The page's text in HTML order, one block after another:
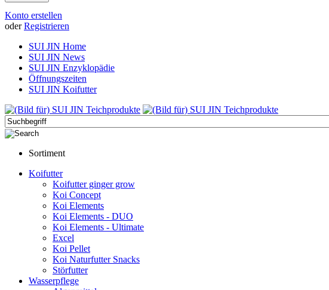
Konto erstellen
oder Registrieren
SUI JIN Home
SUI JIN News
SUI JIN Enzyklopädie
Öffnungszeiten
SUI JIN Koifutter
Sortiment
Koifutter
Koifutter ginger grow
Koi Concept
Koi Elements
Koi Elements - DUO
Koi Elements - Ultimate
Excel
Koi Pellet
Koi Naturfutter Snacks
Störfutter
Wasserpflege